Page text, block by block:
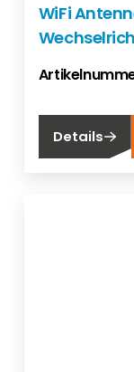
WiFi
Details